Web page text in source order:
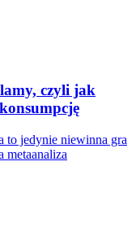
czyli jak
to jedynie niewinna gra
metaanaliza